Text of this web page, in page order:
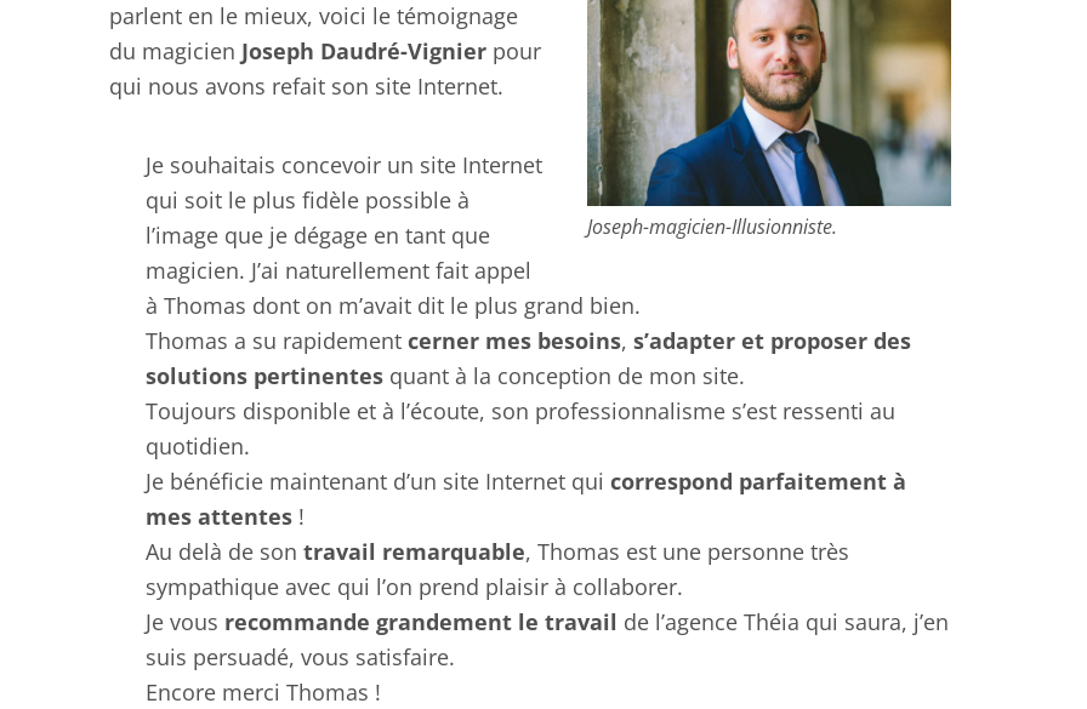
Joseph-magicien-Illusionniste.
parlent en le mieux, voici le témoignage
du magicien Joseph Daudré-Vignierpour
qui nous avons refait son site Internet.
Je souhaitais concevoir un site Internet
qui soit le plus fidèle possible à
l’image que je dégage en tant que
magicien. J’ai naturellement fait appel
à Thomas dont on m’avait dit le plus grand bien.
Thomas a su rapidement cerner mes besoins, s’adapter et proposer des
solutions pertinentesquant à la conception de mon site.
Toujours disponible et à l’écoute, son professionnalisme s’est ressenti au
quotidien.
Je bénéficie maintenant d’un site Internet qui correspond parfaitement à
mes attentes !
Au delà de son travail remarquable, Thomas est une personne très
sympathique avec qui l’on prend plaisir à collaborer.
Je vous recommande grandement le travail de l’agence Théia qui saura, j’en
suis persuadé, vous satisfaire.
Encore merci Thomas !